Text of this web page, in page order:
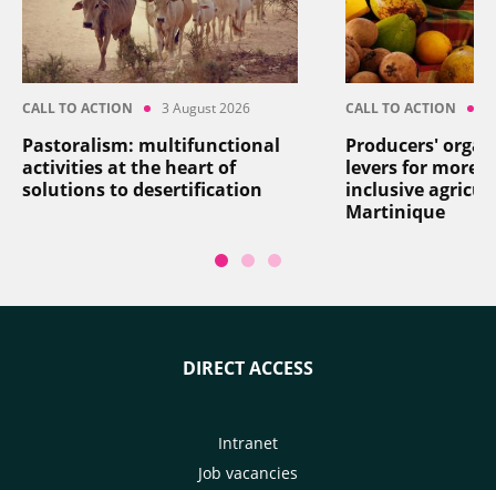
CALL TO ACTION 3 August 2026
Pastoralism: multifunctional
activities at the heart of
solutions to desertification
CALL TO ACTION
Producers'
levers for more
inclusive
Martinique
DIRECT ACCESS
Intranet
Job vacancies